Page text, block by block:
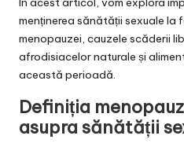
menținerea sănătății sexuale la
menopauzei, cauzele scăderii
afrodisiacelor naturale și
această perioadă.
Definiția
asupra sănătății